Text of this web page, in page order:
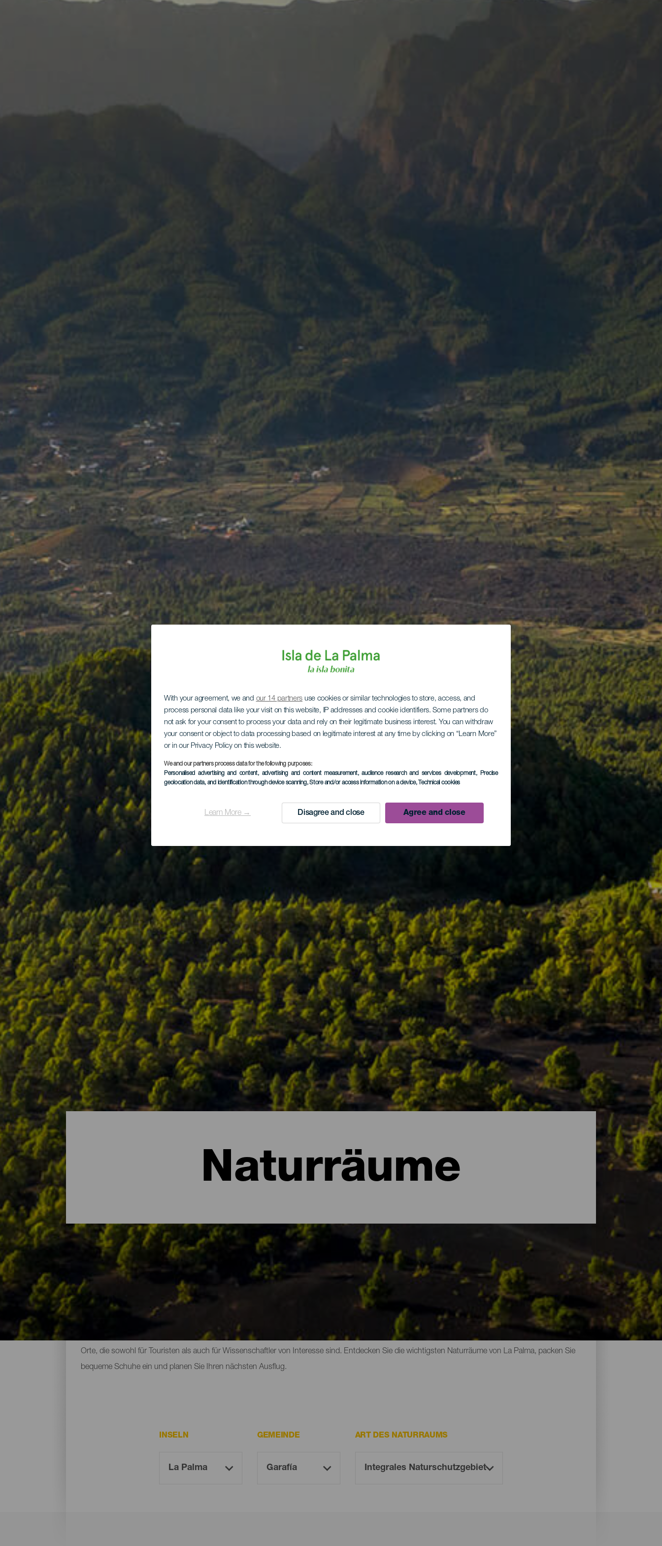
With your agreement, we and our 14 partners use cookies or similar technologies to store, access, and
process personal data like your visit on this website, IP addresses and cookie identifiers. Some partners do
not ask for your consent to process your data and rely on their legitimate business interest. You can withdraw
your consent or object to data processing based on legitimate interest at any time by clicking on “Learn More”
or in our Privacy Policy on this website.
We and our partners process data for the following purposes:
Personalised advertising and content, advertising and content measurement, audience research and services development, Precise
geolocation data, and identification through device scanning, Store and/or access information on a device, Technical cookies
Learn More → Disagree and close Agree and close
Naturräume
Die wichtigsten Naturräume von La Palma
Wenn es etwas gibt, das La Isla Bonita auszeichnet, dann ist es ihre üppige Natur, die voller Kontraste und Nuancen ist. La Palma wurde von der
UNESCO in seiner Gesamtheit als Biosphärenreservat anerkannt und beherbergt verschiedene Ökosysteme, die eine einzigartige Flora und Fauna
beherbergen. Zu den Naturräumen, die man auf der Insel entdecken kann, gehören Parks, Reservate und Naturdenkmäler, geschützte Räume und
Orte, die sowohl für Touristen als auch für Wissenschaftler von Interesse sind. Entdecken Sie die wichtigsten Naturräume von La Palma, packen Sie
bequeme Schuhe ein und planen Sie Ihren nächsten Ausflug.
INSELN GEMEINDE ART DES NATURRAUMS